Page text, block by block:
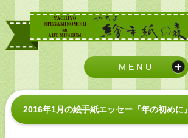
MENU
2016年1月の絵手紙エッセー『年の初めに』